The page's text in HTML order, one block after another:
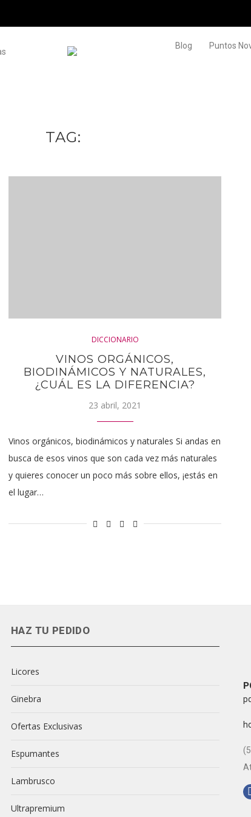
Blog Puntos
TAG
DICCIONARIO
VINOS ORGÁNICOS,
BIODINÁMICOS Y NATURALES,
¿CUÁL ES LA DIFERENCIA?
23 abril, 2021
Vinos orgánicos, biodinámicos y naturales Si andas en
busca de esos vinos que son cada vez más naturales
y quieres conocer un poco más sobre ellos, ¡estás en
el lugar…
HAZ TU PEDIDO
Licores
Ginebra
Ofertas Exclusivas
Espumantes
Lambrusco
Ultrapremium